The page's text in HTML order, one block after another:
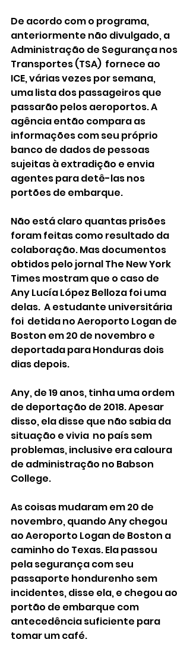
De acordo com o programa,
anteriormente não divulgado, a
Administração de Segurança nos
Transportes (TSA)  fornece ao
ICE, várias vezes por semana,
uma lista dos passageiros que
passarão pelos aeroportos. A
agência então compara as
informações com seu próprio
banco de dados de pessoas
sujeitas à extradição e envia
agentes para detê-las nos
portões de embarque.
Não está claro quantas prisões
foram feitas como resultado da
colaboração. Mas documentos
obtidos pelo jornal The New York
Times mostram que o caso de
Any Lucía López Belloza foi uma
delas.  A estudante universitária
foi  detida no Aeroporto Logan de
Boston em 20 de novembro e
deportada para Honduras dois
dias depois.
Any, de 19 anos, tinha uma ordem
de deportação de 2018. Apesar
disso, ela disse que não sabia da
situação e vivia  no país sem
problemas, inclusive era caloura
de administração no Babson
College.
As coisas mudaram em 20 de
novembro, quando Any chegou
ao Aeroporto Logan de Boston a
caminho do Texas. Ela passou
pela segurança com seu
passaporte hondurenho sem
incidentes, disse ela, e chegou ao
portão de embarque com
antecedência suficiente para
tomar um café.